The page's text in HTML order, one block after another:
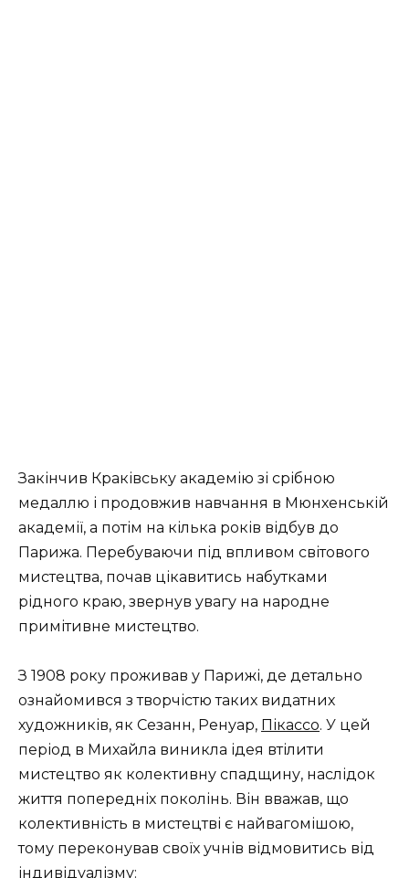
Закінчив Краківську академію зі срібною
медаллю і продовжив навчання в Мюнхенській
академії, а потім на кілька років відбув до
Парижа. Перебуваючи під впливом світового
мистецтва, почав цікавитись набутками
рідного краю, звернув увагу на народне
примітивне мистецтво.
З 1908 року проживав у Парижі, де детально
ознайомився з творчістю таких видатних
художників, як Сезанн, Ренуар, Пікассо. У цей
період в Михайла виникла ідея втілити
мистецтво як колективну спадщину, наслідок
життя попередніх поколінь. Він вважав, що
колективність в мистецтві є найвагомішою,
тому переконував своїх учнів відмовитись від
індивідуалізму: